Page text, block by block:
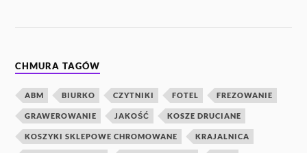
CHMURA TAGÓW
ABM BIURKO CZYTNIKI FOTEL FREZOWANIE
GRAWEROWANIE JAKOŚĆ KOSZE DRUCIANE
KOSZYKI SKLEPOWE CHROMOWANE KRAJALNICA